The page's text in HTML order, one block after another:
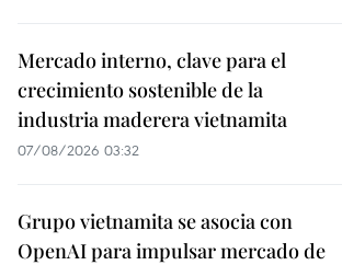
Mercado interno, clave para el
crecimiento sostenible de la
industria maderera vietnamita
07/08/2026 03:32
Grupo vietnamita se asocia con
OpenAI para impulsar mercado de